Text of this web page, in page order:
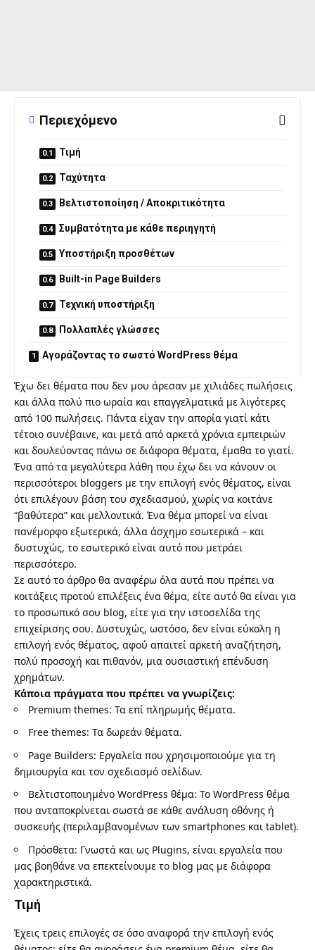
Περιεχόμενο
Τιμή
Ταχύτητα
Βελτιστοποίηση / Αποκριτικότητα
Συμβατότητα με κάθε περιηγητή
Υποστήριξη προσθέτων
Built-in Page Builders
Τεχνική υποστήριξη
Πολλαπλές γλώσσες
Αγοράζοντας το σωστό WordPress θέμα
Έχω δει θέματα που δεν μου άρεσαν με χιλιάδες πωλήσεις
και άλλα πολύ πιο ωραία και επαγγελματικά με λιγότερες
από 100 πωλήσεις. Πάντα είχαν την απορία γιατί κάτι
τέτοιο συνέβαινε, και μετά από αρκετά χρόνια εμπειριών
και δουλεύοντας πάνω σε διάφορα θέματα, έμαθα το γιατί.
Ένα από τα μεγαλύτερα λάθη που έχω δει να κάνουν οι
περισσότεροι bloggers με την επιλογή ενός θέματος, είναι
ότι επιλέγουν βάση του σχεδιασμού, χωρίς να κοιτάνε
“βαθύτερα” και μελλοντικά. Ένα θέμα μπορεί να είναι
πανέμορφο εξωτερικά, άλλα άσχημο εσωτερικά – και
δυστυχώς, το εσωτερικό είναι αυτό που μετράει
περισσότερο.
Σε αυτό το άρθρο θα αναφέρω όλα αυτά που πρέπει να
κοιτάξεις προτού επιλέξεις ένα θέμα, είτε αυτό θα είναι για
το προσωπικό σου blog, είτε για την ιστοσελίδα της
επιχείρισης σου. Δυστυχώς, ωστόσο, δεν είναι εύκολη η
επιλογή ενός θέματος, αφού απαιτεί αρκετή αναζήτηση,
πολύ προσοχή και πιθανόν, μια ουσιαστική επένδυση
χρημάτων.
Κάποια πράγματα που πρέπει να γνωρίζεις:
Premium themes: Τα επί πληρωμής θέματα.
Free themes: Τα δωρεάν θέματα.
Page Builders: Εργαλεία που χρησιμοποιούμε για τη
δημιουργία και τον σχεδιασμό σελίδων.
Βελτιστοποιημένο WordPress θέμα: Το WordPress θέμα
που ανταποκρίνεται σωστά σε κάθε ανάλυση οθόνης ή
συσκευής (περιλαμβανομένων των smartphones και tablet).
Πρόσθετα: Γνωστά και ως Plugins, είναι εργαλεία που
μας βοηθάνε να επεκτείνουμε το blog μας με διάφορα
χαρακτηριστικά.
Τιμή
Έχεις τρεις επιλογές σε όσο αναφορά την επιλογή ενός